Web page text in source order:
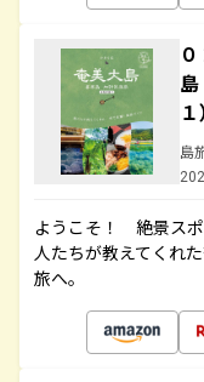
島
ようこそ！ 絶景ス
人たちが教えてくれ
旅へ。